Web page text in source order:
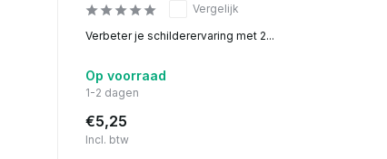
Vergelijk
Verbeter je schilderervaring met 2...
Op voorraad
1-2 dagen
€5,25
Incl. btw